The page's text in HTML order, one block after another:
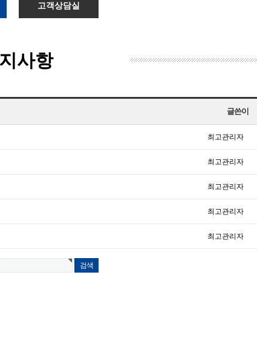
고객상담실
사항
글쓴이
최고관리자
최고관리자
최고관리자
최고관리자
최고관리자